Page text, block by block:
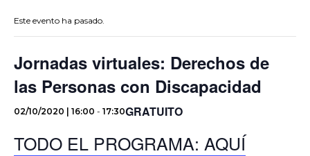
Este evento ha pasado.
Jornadas virtuales: Derechos de
las Personas con Discapacidad
02/10/2020 | 16:00 - 17:30GRATUITO
TODO EL PROGRAMA: AQUÍ